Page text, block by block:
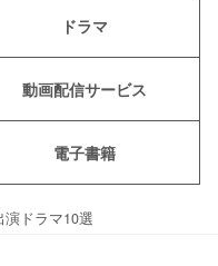
ドラマ
動画配信サービス
電子書籍
ドラマ10選